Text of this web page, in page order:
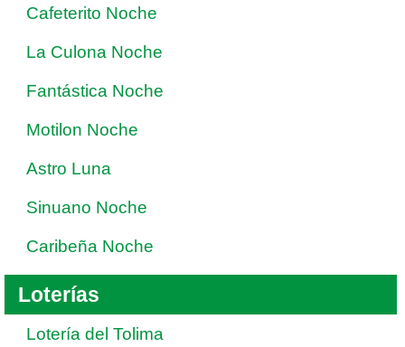
Cafeterito Noche
La Culona Noche
Fantástica Noche
Motilon Noche
Astro Luna
Sinuano Noche
Caribeña Noche
Loterías
Lotería del Tolima